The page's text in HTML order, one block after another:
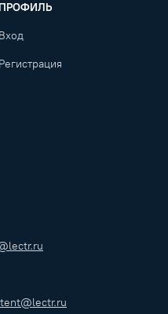
ПРОФИЛЬ
Вход
Регистрация